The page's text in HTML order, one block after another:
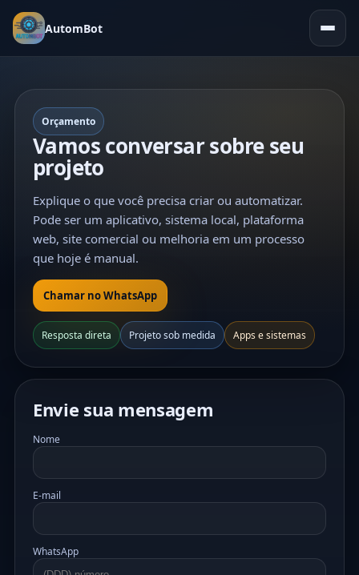
AutomBot
Orçamento
Vamos conversar sobre seu
projeto
Explique o que você precisa criar ou automatizar.
Pode ser um aplicativo, sistema local, plataforma
web, site comercial ou melhoria em um processo
que hoje é manual.
Chamar no WhatsApp
Resposta direta Projeto sob medida Apps e sistemas
Envie sua mensagem
Nome
E-mail
WhatsApp